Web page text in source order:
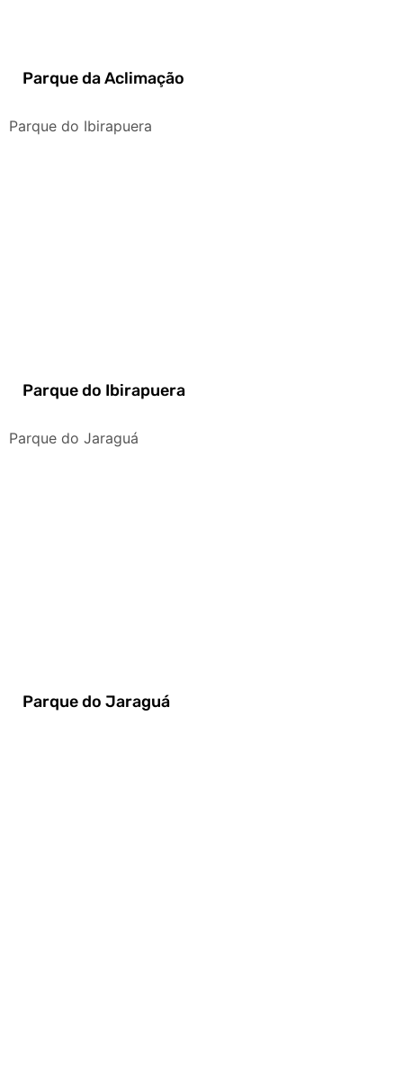
Parque da Aclimação
Parque do Ibirapuera
Parque do Ibirapuera
Parque do Jaraguá
Parque do Jaraguá